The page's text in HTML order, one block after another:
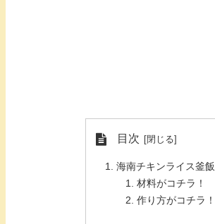
目次
海南チキンライス釜飯
材料がコチラ！
作り方がコチラ！